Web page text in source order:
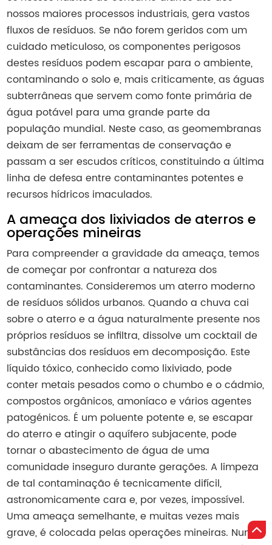
nossos maiores processos industriais, gera vastos
fluxos de resíduos. Se não forem geridos com um
cuidado meticuloso, os componentes perigosos
destes resíduos podem escapar para o ambiente,
contaminando o solo e, mais criticamente, as águas
subterrâneas que servem como fonte primária de
água potável para uma grande parte da
população mundial. Neste caso, as geomembranas
deixam de ser ferramentas de conservação e
passam a ser escudos críticos, constituindo a última
linha de defesa entre contaminantes potentes e
recursos hídricos imaculados.
A ameaça dos lixiviados de aterros e
operações mineiras
Para compreender a gravidade da ameaça, temos
de começar por confrontar a natureza dos
contaminantes. Consideremos um aterro moderno
de resíduos sólidos urbanos. Quando a chuva cai
sobre o aterro e a água naturalmente presente nos
próprios resíduos se infiltra, dissolve um cocktail de
substâncias dos resíduos em decomposição. Este
líquido tóxico, conhecido como lixiviado, pode
conter metais pesados como o chumbo e o cádmio,
compostos orgânicos, amoníaco e vários agentes
patogénicos. É um poluente potente e, se escapar
do aterro e atingir o aquífero subjacente, pode
tornar o abastecimento de água de uma
comunidade inseguro durante gerações. A limpeza
de tal contaminação é tecnicamente difícil,
astronomicamente cara e, por vezes, impossível.
Uma ameaça semelhante, e muitas vezes mais
grave, é colocada pelas operações mineiras. Num